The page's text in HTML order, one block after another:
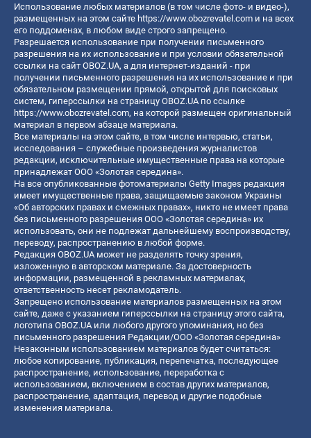
Использование любых материалов (в том числе фото- и видео-),
размещенных на этом сайте https://www.obozrevatel.com и на всех
его поддоменах, в любом виде строго запрещено.
Разрешается использование при получении письменного
разрешения на их использование и при условии обязательной
ссылки на сайт OBOZ.UA, а для интернет-изданий - при
получении письменного разрешения на их использование и при
обязательном размещении прямой, открытой для поисковых
систем, гиперссылки на страницу OBOZ.UA по ссылке
https://www.obozrevatel.com, на которой размещен оригинальный
материал в первом абзаце материала.
Все материалы на этом сайте, в том числе интервью, статьи,
исследования – служебные произведения журналистов
редакции, исключительные имущественные права на которые
принадлежат ООО «Золотая середина».
На все опубликованные фотоматериалы Getty Images редакция
имеет имущественные права, защищаемые законом Украины
«Об авторских правах и смежных правах», никто не имеет права
без письменного разрешения ООО «Золотая середина» их
использовать, они не подлежат дальнейшему воспроизводству,
переводу, распространению в любой форме.
Редакция OBOZ.UA может не разделять точку зрения,
изложенную в авторском материале. За достоверность
информации, размещенной в рекламных материалах,
ответственность несет рекламодатель.
Запрещено использование материалов размещенных на этом
сайте, даже с указанием гиперссылки на страницу этого сайта,
логотипа OBOZ.UA или любого другого упоминания, но без
письменного разрешения Редакции/ООО «Золотая середина»
Незаконным использованием материалов будет считаться:
любое копирование, публикация, перепечатка, последующее
распространение, использование, переработка с
использованием, включением в состав других материалов,
распространение, адаптация, перевод и другие подобные
изменения материала.